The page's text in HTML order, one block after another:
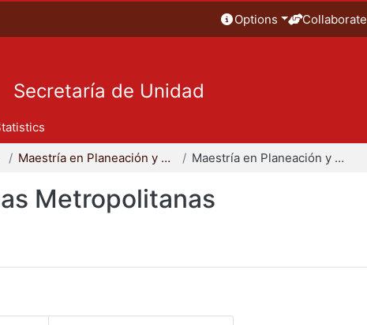
Options Collaborate
Secretaría de Unidad
Maestría en Planeación y Políticas Metropolitanas Maestría en Planeación y Políticas Metropolitanas
Metropolitanas